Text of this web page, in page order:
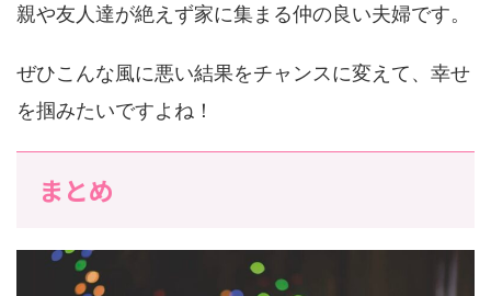
親や友人達が絶えず家に集まる仲の良い夫婦です。
ぜひこんな風に悪い結果をチャンスに変えて、幸せ
を掴みたいですよね！
まとめ